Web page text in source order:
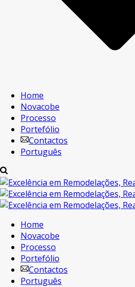
Home
Novacobe
Processo
Portefólio
Contactos
Português
Home
Novacobe
Processo
Portefólio
Contactos
Português